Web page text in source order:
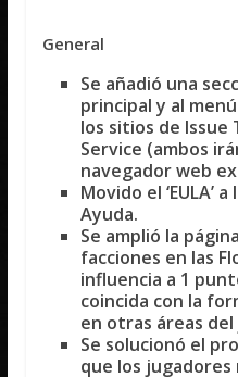
General
Se añadió una
principal y al
los sitios de Issue
Service (ambos
navegador web
Movido el ‘EULA’
Ayuda.
Se amplió la
facciones en las
influencia a 1
coincida con la
en otras áreas
Se solucionó el
que los jugadores